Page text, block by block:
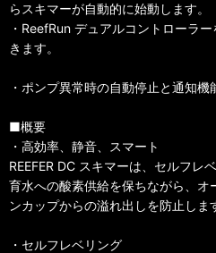
らスキマーが自動的に始動します。
・ReefRun デュアルコントローラ
きます。
・ポンプ異常時の自動停止と通知機
■概要
・高効率、静音、スマート
REEFER DC スキマーは、セルフレ
育水への酸素供給を保ちながら、オ
ンカップからの溢れ出しを防止しま
・セルフレベリング